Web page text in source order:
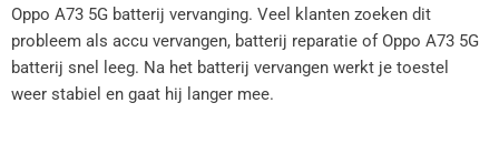
Oppo A73 5G batterij vervanging. Veel klanten zoeken dit
probleem als accu vervangen, batterij reparatie of Oppo A73 5G
batterij snel leeg. Na het batterij vervangen werkt je toestel
weer stabiel en gaat hij langer mee.